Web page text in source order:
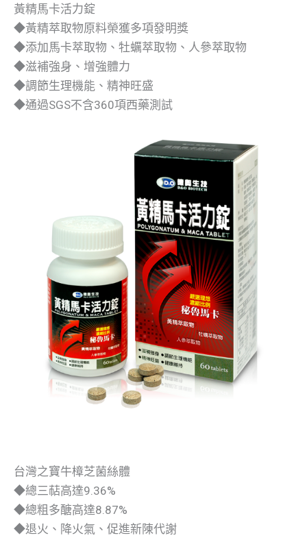
黃精馬卡活力錠
◆黃精萃取物原料榮獲多項發明獎
◆添加馬卡萃取物、牡蠣萃取物、人參萃取物
◆滋補強身、增強體力
◆調節生理機能、精神旺盛
◆通過SGS不含360項西藥測試
台灣之寶牛樟芝菌絲體
◆總三萜高達9.36%
◆總粗多醣高達8.87%
◆退火、降火氣、促進新陳代謝